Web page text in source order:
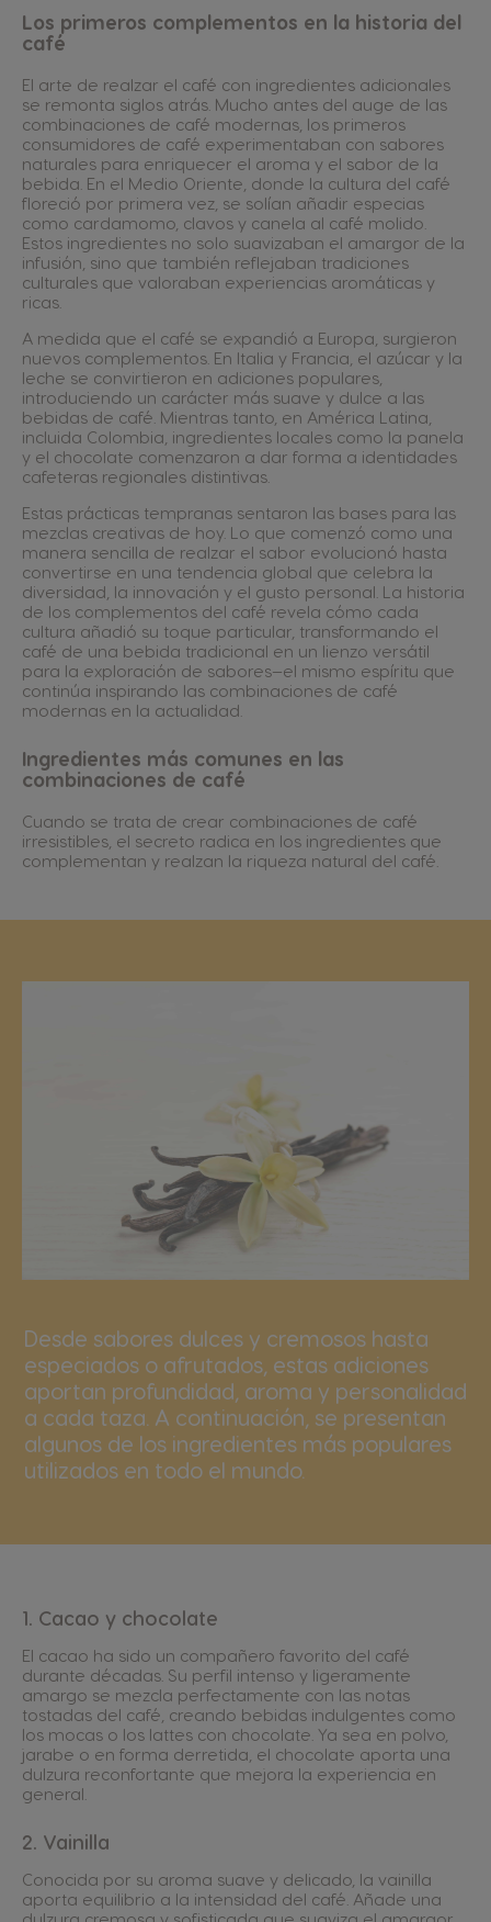
Los primeros complementos en la historia del
café
El arte de realzar el café con ingredientes adicionales
se remonta siglos atrás. Mucho antes del auge de las
combinaciones de café modernas, los primeros
consumidores de café experimentaban con sabores
naturales para enriquecer el aroma y el sabor de la
bebida. En el Medio Oriente, donde la cultura del café
floreció por primera vez, se solían añadir especias
como cardamomo, clavos y canela al café molido.
Estos ingredientes no solo suavizaban el amargor de la
infusión, sino que también reflejaban tradiciones
culturales que valoraban experiencias aromáticas y
ricas.
A medida que el café se expandió a Europa, surgieron
nuevos complementos. En Italia y Francia, el azúcar y la
leche se convirtieron en adiciones populares,
introduciendo un carácter más suave y dulce a las
bebidas de café. Mientras tanto, en América Latina,
incluida Colombia, ingredientes locales como la panela
y el chocolate comenzaron a dar forma a identidades
cafeteras regionales distintivas.
Estas prácticas tempranas sentaron las bases para las
mezclas creativas de hoy. Lo que comenzó como una
manera sencilla de realzar el sabor evolucionó hasta
convertirse en una tendencia global que celebra la
diversidad, la innovación y el gusto personal. La historia
de los complementos del café revela cómo cada
cultura añadió su toque particular, transformando el
café de una bebida tradicional en un lienzo versátil
para la exploración de sabores—el mismo espíritu que
continúa inspirando las combinaciones de café
modernas en la actualidad.
Ingredientes más comunes en las
combinaciones de café
Cuando se trata de crear combinaciones de café
irresistibles, el secreto radica en los ingredientes que
complementan y realzan la riqueza natural del café.
Desde sabores dulces y cremosos hasta
especiados o afrutados, estas adiciones
aportan profundidad, aroma y personalidad
a cada taza. A continuación, se presentan
algunos de los ingredientes más populares
utilizados en todo el mundo.
1. Cacao y chocolate
El cacao ha sido un compañero favorito del café
durante décadas. Su perfil intenso y ligeramente
amargo se mezcla perfectamente con las notas
tostadas del café, creando bebidas indulgentes como
los mocas o los lattes con chocolate. Ya sea en polvo,
jarabe o en forma derretida, el chocolate aporta una
dulzura reconfortante que mejora la experiencia en
general.
2. Vainilla
Conocida por su aroma suave y delicado, la vainilla
aporta equilibrio a la intensidad del café. Añade una